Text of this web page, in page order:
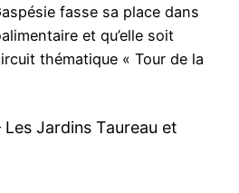
fasse sa place dans
et qu’elle soit
thématique « Tour de la
Jardins Taureau et